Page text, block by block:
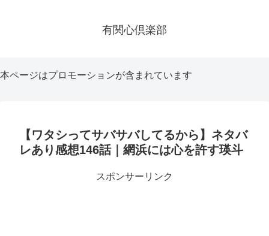
有関心倶楽部
本ページはプロモーションが含まれています
【ワタシってサバサバしてるから】ネタバ
レあり感想146話｜網浜には心を許す瑛斗
スポンサーリンク